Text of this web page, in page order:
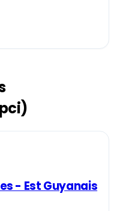
- Est Guyanais